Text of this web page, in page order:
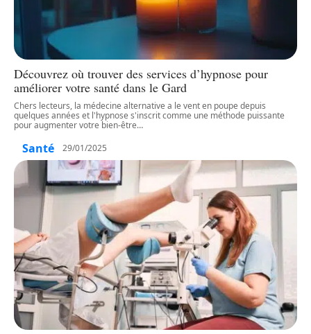
Découvrez où trouver des services d’hypnose pour
améliorer votre santé dans le Gard
Chers lecteurs, la médecine alternative a le vent en poupe depuis
quelques années et l'hypnose s'inscrit comme une méthode puissante
pour augmenter votre bien-être…
Santé 29/01/2025